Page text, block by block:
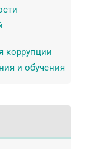
коррупции
и обучения